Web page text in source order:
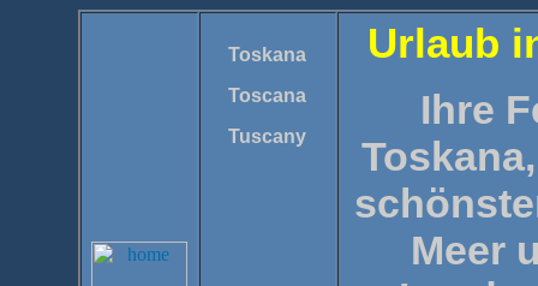
Toskana
Toscana
Tuscany
Urlaub
Ihre
Meer